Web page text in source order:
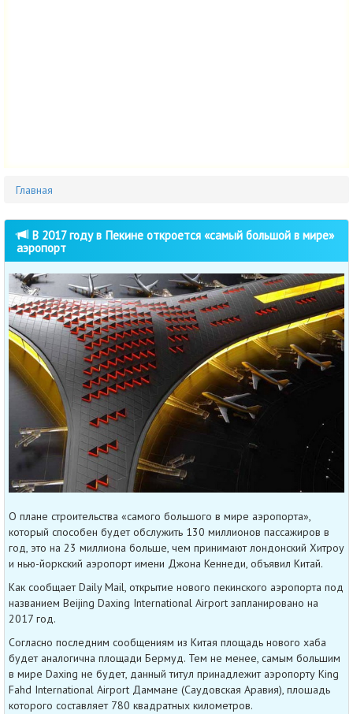
Главная
В 2017 году в Пекине откроется «самый большой в мире»
аэропорт
О плане строительства «самого большого в мире аэропорта»,
который способен будет обслужить 130 миллионов пассажиров в
год, это на 23 миллиона больше, чем принимают лондонский Хитроу
и нью-йоркский аэропорт имени Джона Кеннеди, объявил Китай.
Как сообщает Daily Mail, открытие нового пекинского аэропорта под
названием Beijing Daxing International Airport запланировано на
2017 год.
Cогласно последним сообщениям из Китая площадь нового хаба
будет аналогична площади Бермуд. Тем не менее, самым большим
в мире Daxing не будет, данный титул принадлежит аэропорту King
Fahd International Airport Даммане (Саудовская Аравия), плошадь
которого составляет 780 квадратных километров.